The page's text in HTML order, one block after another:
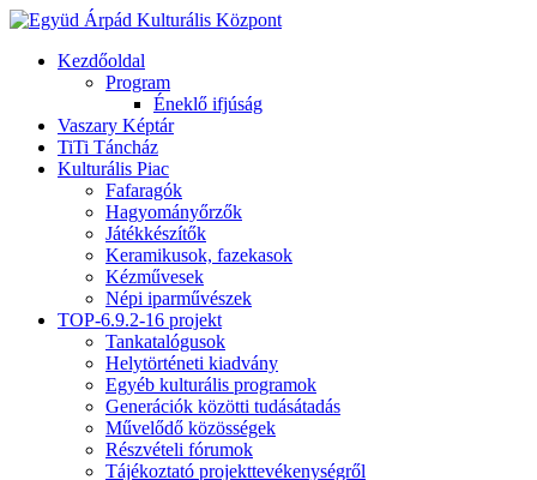
Kezdőoldal
Program
Éneklő ifjúság
Vaszary Képtár
TiTi Táncház
Kulturális Piac
Fafaragók
Hagyományőrzők
Játékkészítők
Keramikusok, fazekasok
Kézművesek
Népi iparművészek
TOP-6.9.2-16 projekt
Tankatalógusok
Helytörténeti kiadvány
Egyéb kulturális programok
Generációk közötti tudásátadás
Művelődő közösségek
Részvételi fórumok
Tájékoztató projekttevékenységről